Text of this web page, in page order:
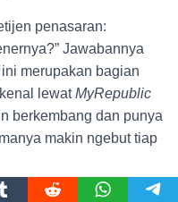
penasaran:
Jawabannya
ini merupakan bagian
lewatMyRepublic
berkembang dan punya
makin ngebut tiap
yang tertarik buat